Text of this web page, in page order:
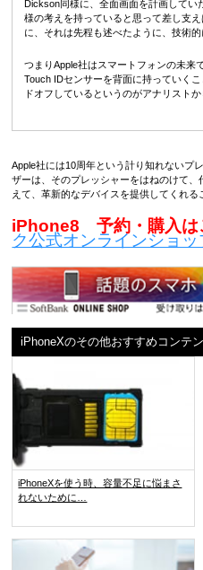
Dickson同様に、全面画面を計画してい
様の考えを持っていると思って差し支
に、それは先程も述べたように、技術的
つまりApple社はスマートフォンの未来
Touch IDセンサーを背面に持っていく
ドオフしているというのがアナリストか
Apple社には10周年という計り知れないプ
ザーは、そのプレッシャーをはねのけて
えて、革新的なデバイスを提供してくれる
iPhone8 予約・購入
ク公式オンラインショッ
iPhoneXのその他おすすめコンテ
iPhoneXを使う時、容量不足に悩まさ
れないために…